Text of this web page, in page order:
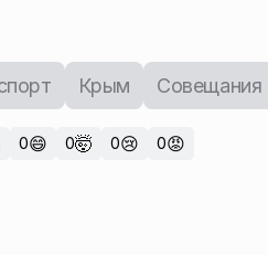
Крым Совещания
0😄 0🤯 0😢 0😡